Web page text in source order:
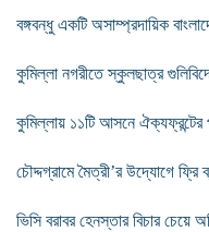
বঙ্গবন্ধু একটি অসাম্প্রদায়িক
কুমিল্লা নগরীতে স্কুলছাত্র
কুমিল্লায় ১১টি আসনে ঐক্যফ্রন্টের
চৌদ্দগ্রামে মৈত্রী’র উদ্যোগে
ভিসি বরাবর হেনস্তার বিচার চেয়ে